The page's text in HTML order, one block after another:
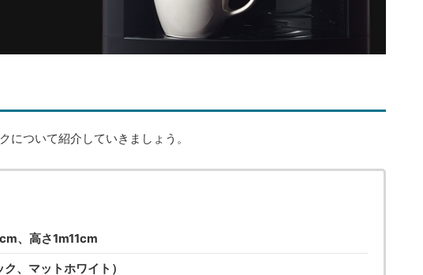
について紹介していきましょう。
、高さ1m11cm
、マットホワイト）